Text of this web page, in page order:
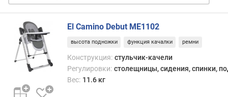
а
к
с
и
м
а
л
н
El Camino Debut ME1102
высота подножки функция качалки ремни
Конструкция: стульчик-качели
Регулировки: столещницы, сидения, спинки,
Вес: 11.6 кг